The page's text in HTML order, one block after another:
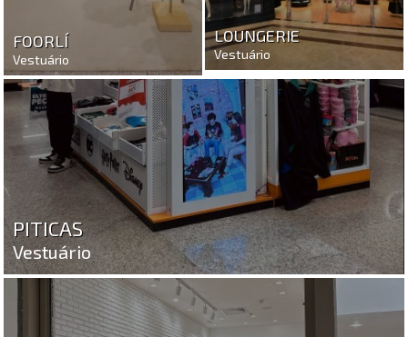
FOORLÍ
Vestuário
PITICAS
Vestuário
LOUNGERIE
Vestuário